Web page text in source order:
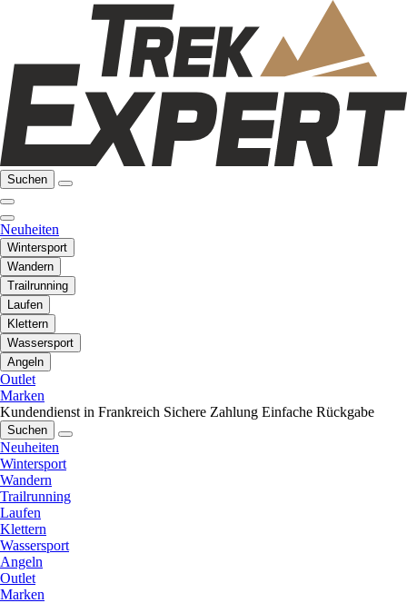
Suchen
Neuheiten
Wintersport
Wandern
Trailrunning
Laufen
Klettern
Wassersport
Angeln
Outlet
Marken
Kundendienst in Frankreich Sichere Zahlung Einfache Rückgabe
Suchen
Neuheiten
Wintersport
Wandern
Trailrunning
Laufen
Klettern
Wassersport
Angeln
Outlet
Marken